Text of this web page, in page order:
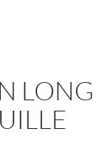
LONG